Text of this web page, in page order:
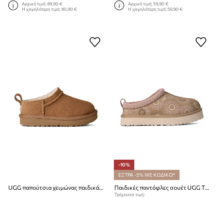
Αρχική τιμή:89,90 €
Η χαμηλότερη τιμή:80,90 €
Αρχική τιμή:59,90 €
Η χαμηλότερη τιμή:59,90 €
UGG παπούτσια χειμώνας παιδικά σουέτ CLASSIC MICRO
-10%
ΕΞΤΡΑ -5% ΜΕ ΚΩΔΙΚΟ*
Παιδικές παντόφλες σουέτ UGG TAZZ SUN STITCH
Τρέχουσα τιμή: